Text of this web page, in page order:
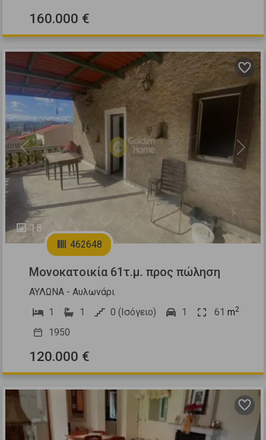
160.000 €
18
Previous Next
462648
Μονοκατοικία 61τ.μ. προς πώληση
ΑΥΛΩΝΑ - Αυλωνάρι
1
1 0 (Ισόγειο) 1 61 m2
1950
120.000 €